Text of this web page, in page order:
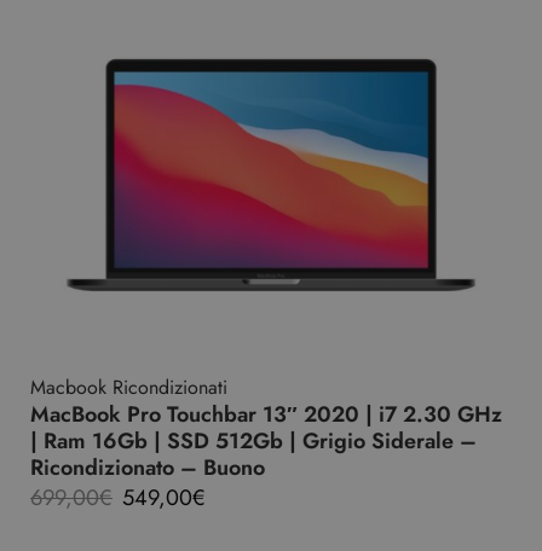
Macbook Ricondizionati
MacBook Pro Touchbar 13″ 2020 | i7 2.30 GHz
| Ram 16Gb | SSD 512Gb | Grigio Siderale –
Ricondizionato – Buono
699,00€ 549,00€